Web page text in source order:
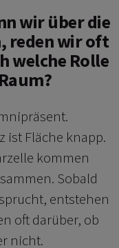
wir über die
reden wir oft
welche Rolle
ist Fläche knapp.
kommen
Sobald
entstehen
oft darüber, ob
nicht.